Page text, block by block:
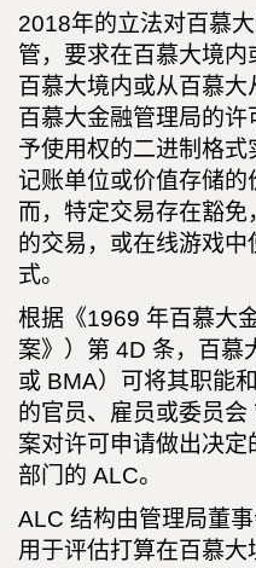
2018年的立法对百慕
管，要求在百慕大境
百慕大境内或从百慕
百慕大金融管理局的
予使用权的二进制格式
记账单位或价值存储
而，特定交易存在豁
的交易，或在线游戏
式。
根据《1969 年百慕大
案》）第 4D 条，百慕
或 BMA）可将其职能
的官员、雇员或委员
案对许可申请做出决
部门的 ALC。
ALC 结构由管理局董
用于评估打算在百慕